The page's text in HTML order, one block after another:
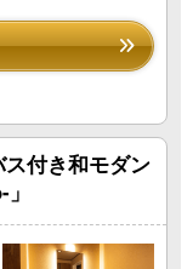
ス付き和モダン